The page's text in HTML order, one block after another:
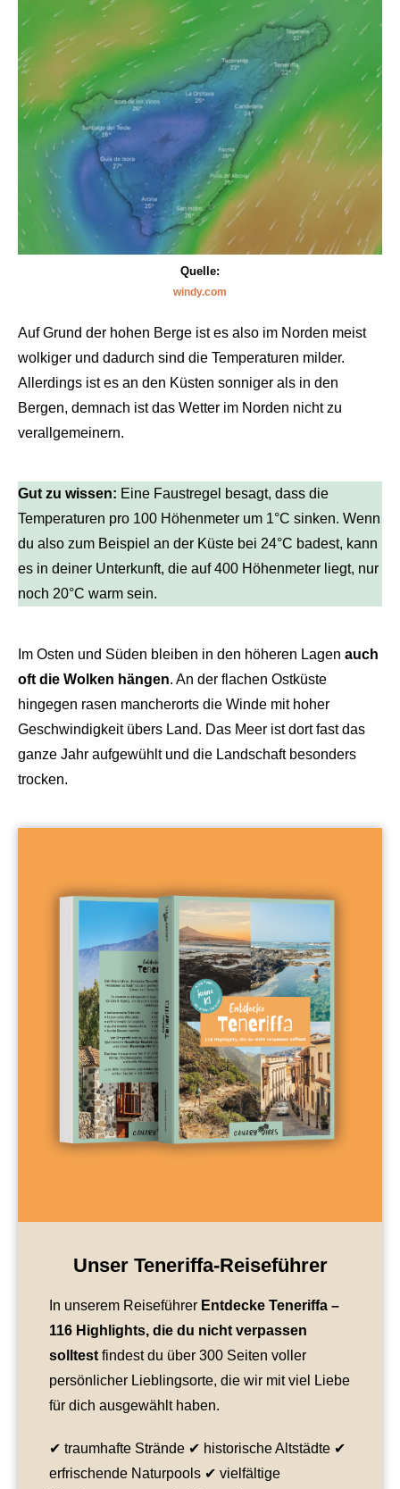
Quelle:
windy.com
Auf Grund der hohen Berge ist es also im Norden meist
wolkiger und dadurch sind die Temperaturen milder.
Allerdings ist es an den Küsten sonniger als in den
Bergen, demnach ist das Wetter im Norden nicht zu
verallgemeinern.
Gut zu wissen: Eine Faustregel besagt, dass die
Temperaturen pro 100 Höhenmeter um 1°C sinken. Wenn
du also zum Beispiel an der Küste bei 24°C badest, kann
es in deiner Unterkunft, die auf 400 Höhenmeter liegt, nur
noch 20°C warm sein.
Im Osten und Süden bleiben in den höheren Lagen auch
oft die Wolken hängen. An der flachen Ostküste
hingegen rasen mancherorts die Winde mit hoher
Geschwindigkeit übers Land. Das Meer ist dort fast das
ganze Jahr aufgewühlt und die Landschaft besonders
trocken.
Unser Teneriffa-Reiseführer
In unserem Reiseführer Entdecke Teneriffa –
116 Highlights, die du nicht verpassen
solltest findest du über 300 Seiten voller
persönlicher Lieblingsorte, die wir mit viel Liebe
für dich ausgewählt haben.
✔ traumhafte Strände ✔ historische Altstädte ✔
erfrischende Naturpools ✔ vielfältige